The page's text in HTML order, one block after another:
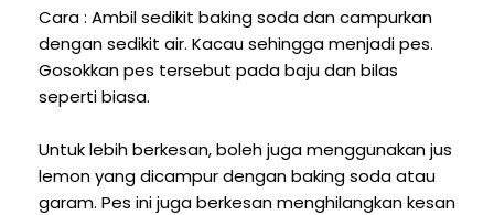
Cara : Ambil sedikit baking soda dan campurkan
dengan sedikit air. Kacau sehingga menjadi pes.
Gosokkan pes tersebut pada baju dan bilas
seperti biasa.
Untuk lebih berkesan, boleh juga menggunakan jus
lemon yang dicampur dengan baking soda atau
garam. Pes ini juga berkesan menghilangkan kesan